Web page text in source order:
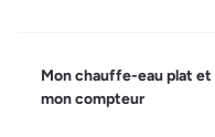
Mon chauffe-eau plat
mon compteur